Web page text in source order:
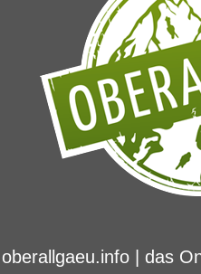
oberallgaeu.info | das